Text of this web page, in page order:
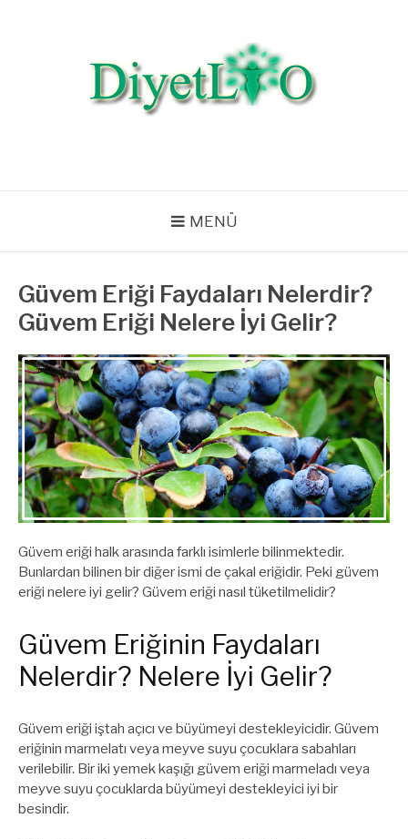
BESLENME VE DIYET
MENÜ
Güvem Eriği Faydaları Nelerdir?
Güvem Eriği Nelere İyi Gelir?
Güvem eriği halk arasında farklı isimlerle bilinmektedir.
Bunlardan bilinen bir diğer ismi de çakal eriğidir. Peki güvem
eriği nelere iyi gelir? Güvem eriği nasıl tüketilmelidir?
Güvem Eriğinin Faydaları
Nelerdir? Nelere İyi Gelir?
Güvem eriği iştah açıcı ve büyümeyi destekleyicidir. Güvem
eriğinin marmelatı veya meyve suyu çocuklara sabahları
verilebilir. Bir iki yemek kaşığı güvem eriği marmeladı veya
meyve suyu çocuklarda büyümeyi destekleyici iyi bir
besindir.